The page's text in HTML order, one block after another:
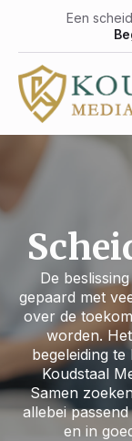
Een
De
gepaard met
over de
worden.
begeleiding
Koudstaal
Samen
allebei
en in